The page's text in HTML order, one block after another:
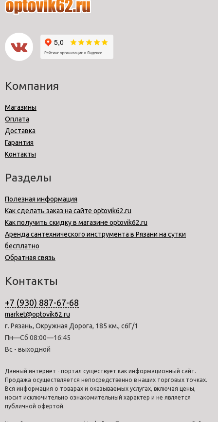
Компания
Магазины
Оплата
Доставка
Гарантия
Контакты
Разделы
Полезная информация
Как сделать заказ на сайте optovik62.ru
Как получить скидку в магазине optovik62.ru
Аренда сантехнического инструмента в Рязани на сутки
бесплатно
Обратная связь
Контакты
+7 (930) 887-67-68
market@optovik62.ru
г. Рязань, Окружная Дорога, 185 км., с6Г/1
Пн—Сб 08:00—16:45
Вс - выходной
Данный интернет - портал существует как информационный сайт.
Продажа осуществляется непосредственно в наших торговых точках.
Вся информация о товарах и оказываемых услугах, включая цены,
носит исключительно ознакомительный характер и не является
публичной офертой.